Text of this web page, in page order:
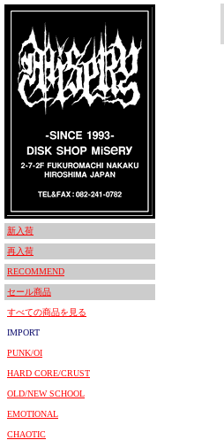
新入荷
再入荷
RECOMMEND
セール商品
すべての商品を見る
IMPORT
PUNK/OI
HARD CORE/CRUST
OLD/NEW SCHOOL
EMOTIONAL
CHAOTIC